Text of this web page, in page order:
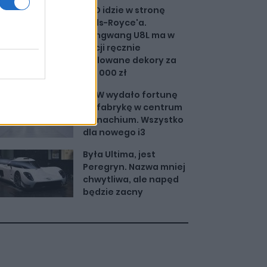
BYD idzie w stronę
Rolls-Royce'a.
Yangwang U8L ma w
opcji ręcznie
malowane dekory za
150 000 zł
BMW wydało fortunę
na fabrykę w centrum
Monachium. Wszystko
dla nowego i3
Była Ultima, jest
Peregryn. Nazwa mniej
chwytliwa, ale napęd
będzie zacny